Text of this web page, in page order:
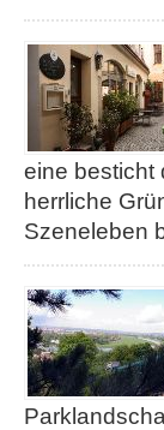
eine besticht
herrliche
Szeneleben